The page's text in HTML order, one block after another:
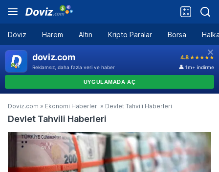
Döviz Harem Altın Kripto Paralar Borsa
Doviz.com » Ekonomi Haberleri » Devlet Tahvili Haberleri
Devlet Tahvili Haberleri